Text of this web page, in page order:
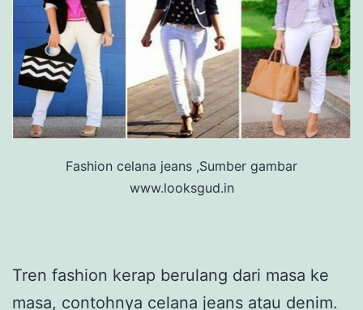
Fashion celana jeans ,Sumber gambar
www.looksgud.in
Tren fashion kerap berulang dari masa ke
masa, contohnya celana jeans atau denim.